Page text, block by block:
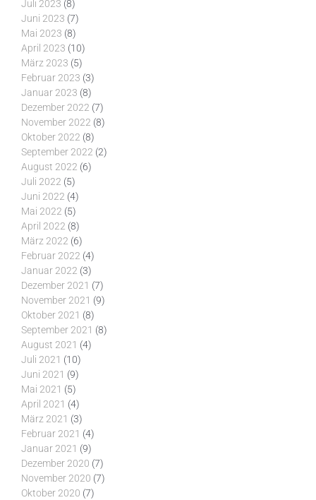
Juli 2023 (8)
Juni 2023 (7)
Mai 2023 (8)
April 2023 (10)
März 2023 (5)
Februar 2023 (3)
Januar 2023 (8)
Dezember 2022 (7)
November 2022 (8)
Oktober 2022 (8)
September 2022 (2)
August 2022 (6)
Juli 2022 (5)
Juni 2022 (4)
Mai 2022 (5)
April 2022 (8)
März 2022 (6)
Februar 2022 (4)
Januar 2022 (3)
Dezember 2021 (7)
November 2021 (9)
Oktober 2021 (8)
September 2021 (8)
August 2021 (4)
Juli 2021 (10)
Juni 2021 (9)
Mai 2021 (5)
April 2021 (4)
März 2021 (3)
Februar 2021 (4)
Januar 2021 (9)
Dezember 2020 (7)
November 2020 (7)
Oktober 2020 (7)